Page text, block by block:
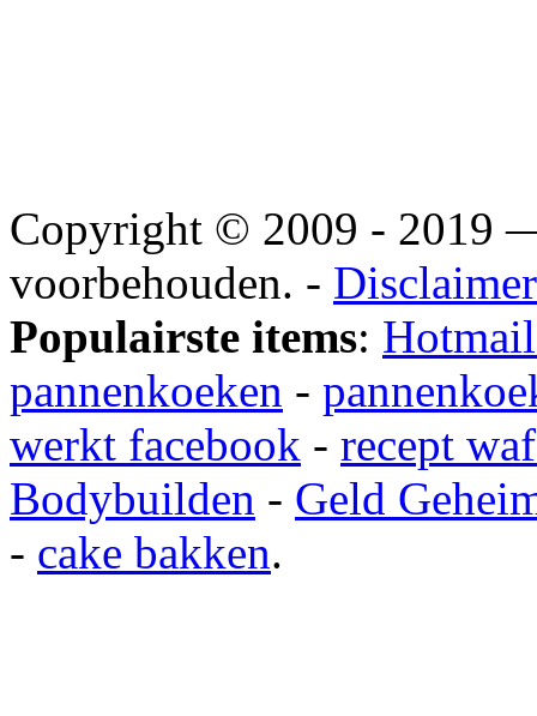
Copyright © 2009 - 2019
voorbehouden. - Disclaimer
Populairste items:
pannenkoeken -
werkt facebook - recept
Bodybuilden - Geld
- cake bakken.